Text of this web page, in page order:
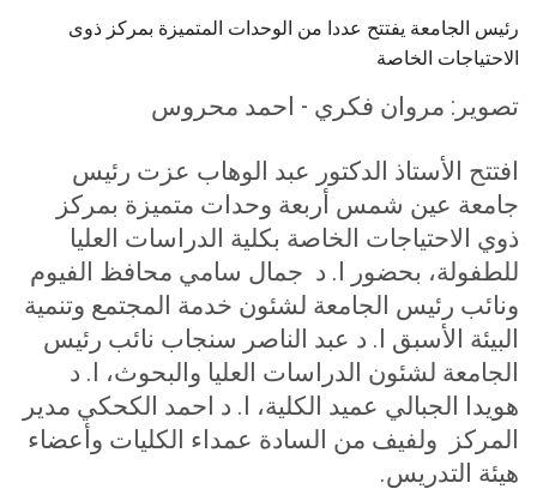
الزائـرون
سجل الان
رئيس الجامعة يفتتح عددا من الوحدات المتميزة بمركز ذوى
الاحتياجات الخاصة
تصوير: مروان فكري - احمد محروس
افتتح الأستاذ الدكتور عبد الوهاب عزت رئيس
جامعة عين شمس أربعة وحدات متميزة بمركز
ذوي الاحتياجات الخاصة بكلية الدراسات العليا
للطفولة، بحضور ا. د جمال سامي محافظ الفيوم
ونائب رئيس الجامعة لشئون خدمة المجتمع وتنمية
البيئة الأسبق ا. د عبد الناصر سنجاب نائب رئيس
الجامعة لشئون الدراسات العليا والبحوث، ا. د
هويدا الجبالي عميد الكلية، ا. د احمد الكحكي مدير
المركز ولفيف من السادة عمداء الكليات وأعضاء
هيئة التدريس.